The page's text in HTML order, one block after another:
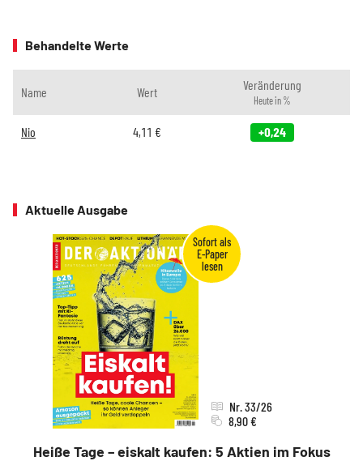
Behandelte Werte
Name Wert Veränderung
Heute in %
Nio 4,11 € +0,24
Aktuelle Ausgabe
Heiße Tage – eiskalt kaufen: 5 Aktien im Fokus
Nr. 33/26
8,90 €